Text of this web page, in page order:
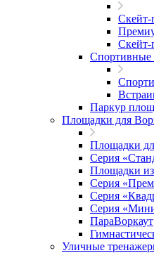
Скейт-
Скейт-
Спортивные
Паркур
Площадки для
Площадки
Серия
Площадки
Серия
Серия
Серия
ПараВоркаут
Уличные